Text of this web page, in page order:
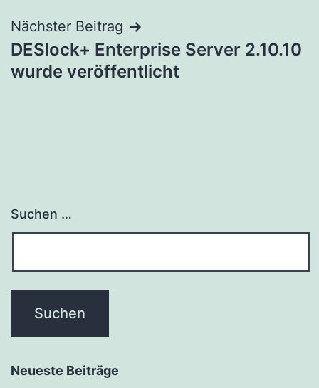
Nächster Beitrag
DESlock+ Enterprise Server 2.10.10
wurde veröffentlicht
Suchen …
Neueste Beiträge